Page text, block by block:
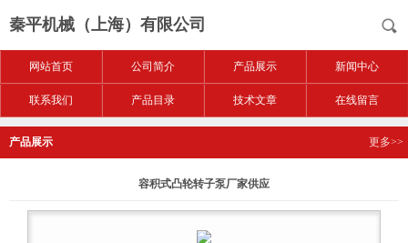
秦平机械（上海）有限公司
网站首页 公司简介 产品展示 新闻中心
联系我们 产品目录 技术文章 在线留言
产品展示 更多>>
容积式凸轮转子泵厂家供应